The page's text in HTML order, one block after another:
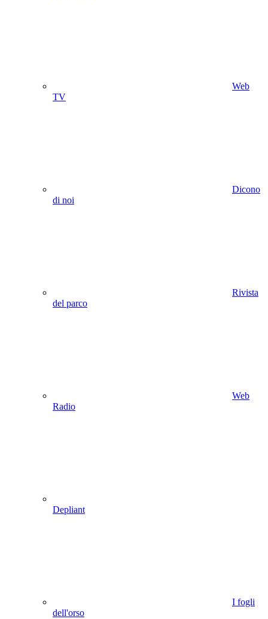
Web
TV
Dicono
di noi
Rivista
del parco
Web
Radio
Depliant
I fogli
dell'orso